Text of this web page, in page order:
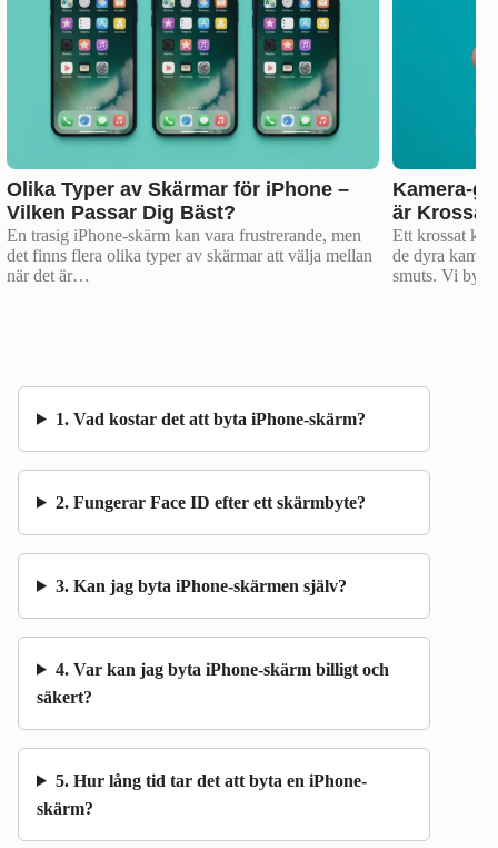
Olika Typer av Skärmar för iPhone –
Vilken Passar Dig Bäst?
En trasig iPhone-skärm kan vara frustrerande, men
det finns flera olika typer av skärmar att välja mellan
när det är…
Kamera-
är
Ett krossat
de dyra
smuts. Vi
1. Vad kostar det att byta iPhone-skärm?
2. Fungerar Face ID efter ett skärmbyte?
3. Kan jag byta iPhone-skärmen själv?
4. Var kan jag byta iPhone-skärm billigt och
säkert?
5. Hur lång tid tar det att byta en iPhone-
skärm?